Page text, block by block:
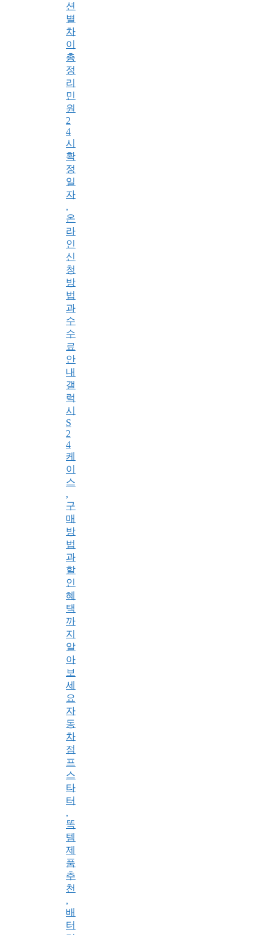
션
별
차
이
총
정
리
민
원
2
4
시
확
정
일
자
,
온
라
인
신
청
방
법
과
수
수
료
안
내
갤
럭
시
S
2
4
케
이
스
,
구
매
방
법
과
할
인
혜
택
까
지
알
아
보
세
요
자
동
차
점
프
스
타
터
,
똑
템
제
품
추
천
,
배
터